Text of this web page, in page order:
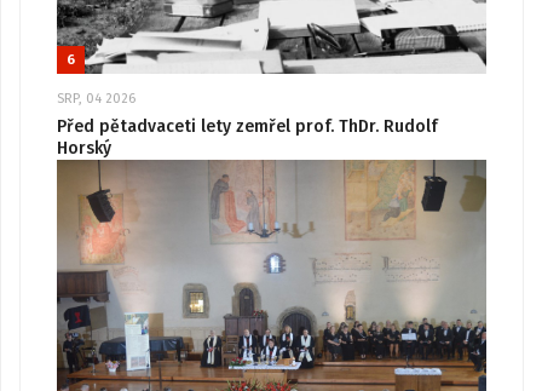
6
SRP, 04 2026
Před pětadvaceti lety zemřel prof. ThDr. Rudolf
Horský